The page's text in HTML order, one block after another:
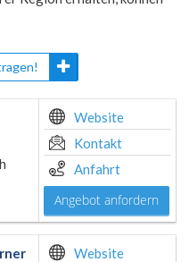
Website
Kontakt
Anfahrt
Angebot anfordern
Website